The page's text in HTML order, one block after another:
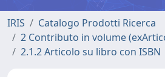
IRIS
Catalogo Prodotti Ricerca
2 Contributo in volume
2.1.2 Articolo su libro con ISBN